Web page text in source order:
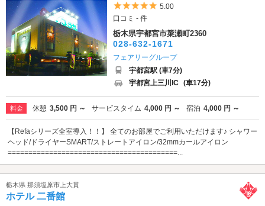
5つ星のうち5
5.00
口コミ - 件
栃木県宇都宮市簗瀬町2360
028-632-1671
フェアリーグループ
宇都宮駅 (車7分)
宇都宮上三川IC (車17分)
料金 休憩 3,500 円 ～ サービスタイム 4,000 円 ～ 宿泊 4,000 円 ～
【Refaシリーズ全室導入！！】 全てのお部屋でご利用いただけます♪ シャワー
ヘッド/ドライヤーSMART/ストレートアイロン/32mmカールアイロン
=========================================...
栃木県 那須塩原市上大貫
ホテル 二番館